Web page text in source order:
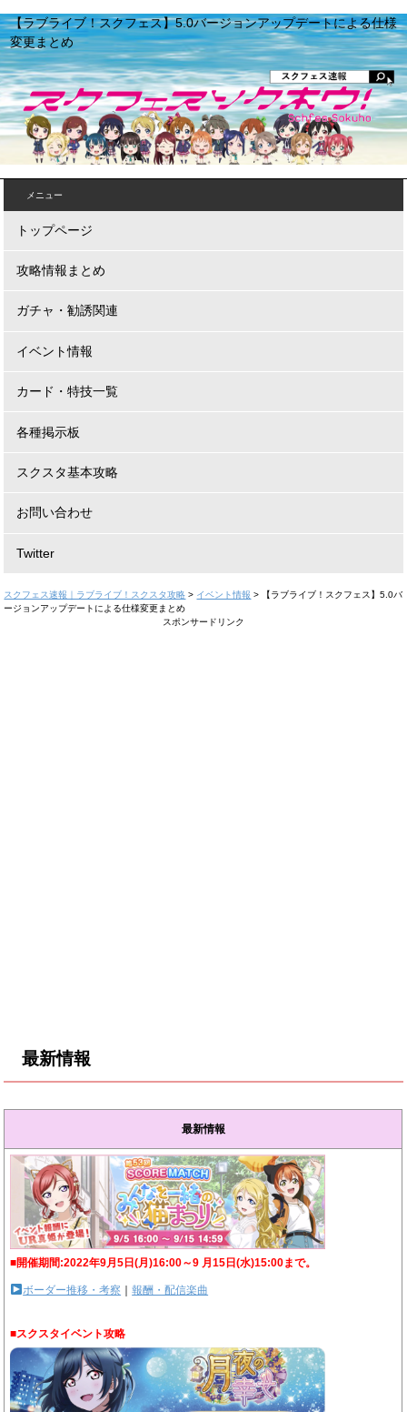
【ラブライブ！スクフェス】5.0バージョンアップデートによる仕様
変更まとめ
メニュー
トップページ
攻略情報まとめ
ガチャ・勧誘関連
イベント情報
カード・特技一覧
各種掲示板
スクスタ基本攻略
お問い合わせ
Twitter
スクフェス速報｜ラブライブ！スクスタ攻略 > イベント情報 >
【ラブライブ！スクフェス】5.0バ
ージョンアップデートによる仕様変更まとめ
スポンサードリンク
最新情報
最新情報
■開催期間:2022年9月5日(月)16:00～9 月15日(水)15:00まで。
ボーダー推移・考察 ｜報酬・配信楽曲
■スクスタイベント攻略